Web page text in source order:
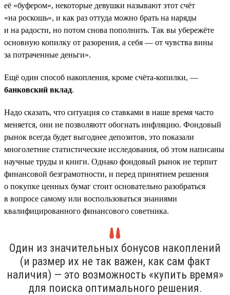
её «буфером», некоторые девушки называют этот счёт
«на роскошь», и как раз оттуда можно брать на наряды
и на радости, но потом снова пополнить. Так вы убережёте
основную копилку от разорения, а себя — от чувства вины
за потраченные деньги».
Ещё один способ накопления, кроме счёта-копилки, —
банковский вклад.
Надо сказать, что ситуация со ставками в наше время часто
меняется, они не позволяютт обогнать инфляцию. Фондовый
рынок всегда будет выгоднее депозитов, это показали
многолетние статистические исследования, об этом написаны
научные труды и книги. Однако фондовый рынок не терпит
финансовой безграмотности, и перед принятием решения
о покупке ценных бумаг стоит основательно разобраться
в вопросе самому или воспользоваться знаниями
квалифицированного финансового советника.
Один из значительных бонусов накоплений
(и размер их не так важен, как сам факт
наличия) — это возможность «купить время»
для поиска оптимального решения.